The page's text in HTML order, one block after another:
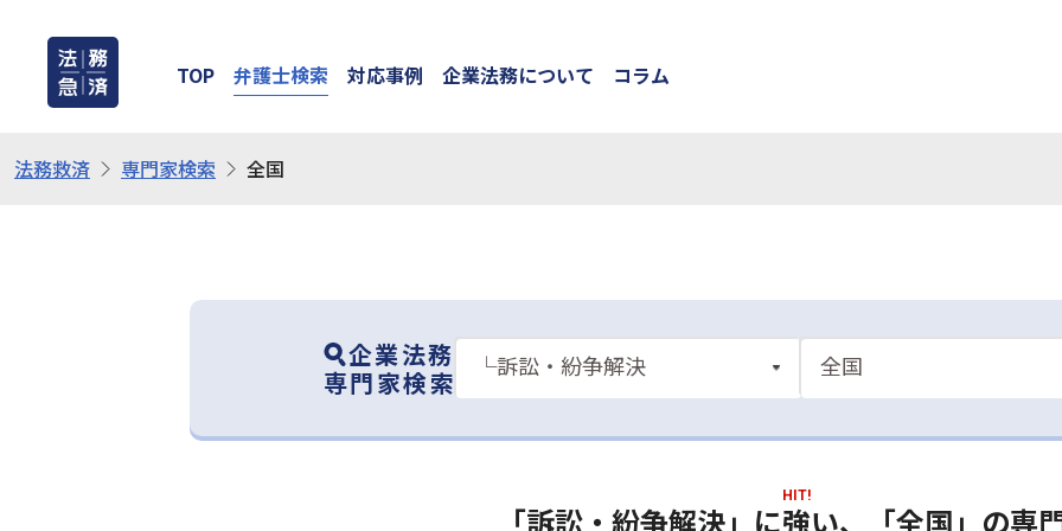
TOP 弁護士検索 対応事例 企業法務について コラム
法務救済 専門家検索 全国
企業法務
専門家検索
HIT!
「訴訟・紛争解決」に強い、「全国」の専